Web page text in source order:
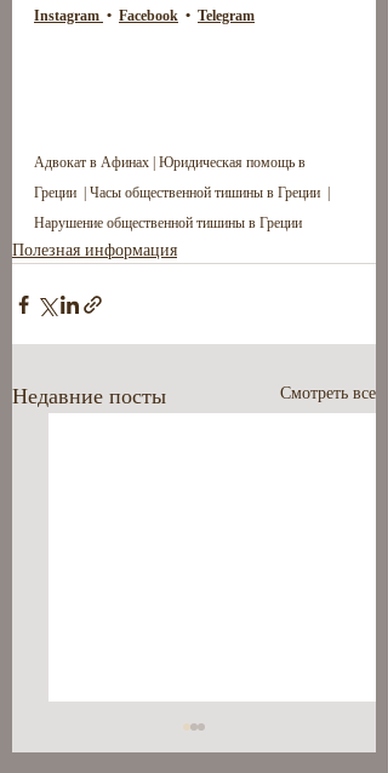
Instagram • Facebook • Telegram
Адвокат в Афинах | Юридическая помощь в
Греции  | Часы общественной тишины в Греции
Нарушение общественной тишины в Греции
Полезная информация
Недавние посты Смотреть все